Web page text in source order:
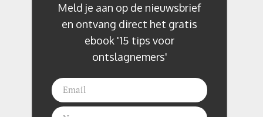
Meld je aan op de nieuwsbrief
en ontvang direct het gratis
ebook '15 tips voor
ontslagnemers'